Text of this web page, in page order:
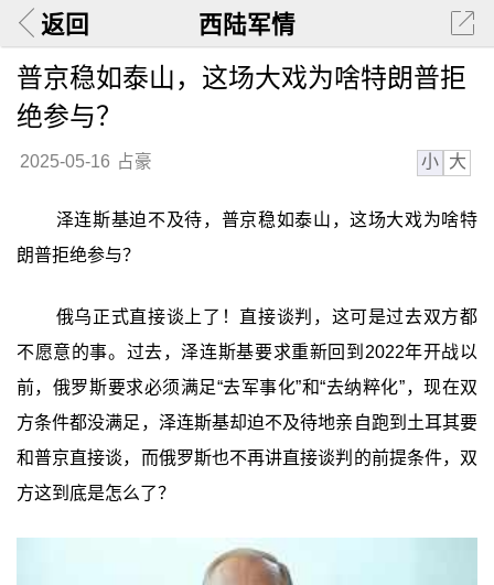
返回 西陆军情
普京稳如泰山，这场大戏为啥特朗普拒
绝参与？
2025-05-16 占豪 小 大
泽连斯基迫不及待，普京稳如泰山，这场大戏为啥特
朗普拒绝参与？
俄乌正式直接谈上了！直接谈判，这可是过去双方都
不愿意的事。过去，泽连斯基要求重新回到2022年开战以
前，俄罗斯要求必须满足“去军事化”和“去纳粹化”，现在双
方条件都没满足，泽连斯基却迫不及待地亲自跑到土耳其要
和普京直接谈，而俄罗斯也不再讲直接谈判的前提条件，双
方这到底是怎么了？